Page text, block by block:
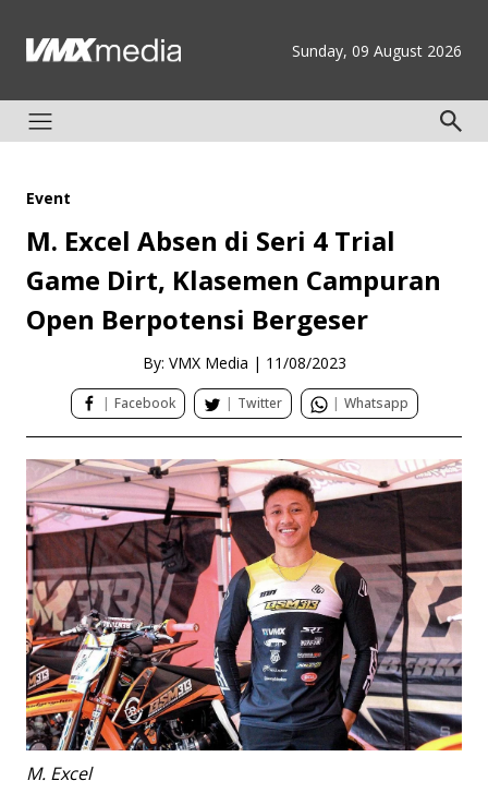
Sunday, 09 August 2026
Event
M. Excel Absen di Seri 4 Trial
Game Dirt, Klasemen Campuran
Open Berpotensi Bergeser
By: VMX Media | 11/08/2023
| Facebook | Twitter | Whatsapp
M. Excel